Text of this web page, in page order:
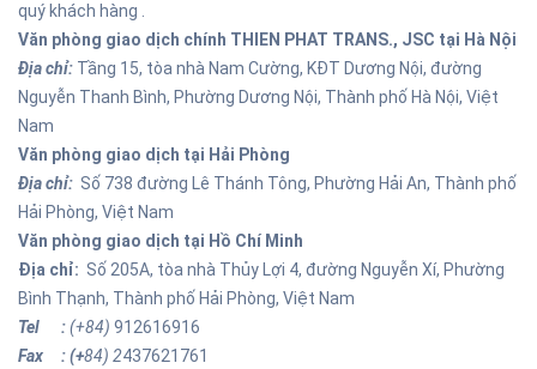
quý khách hàng .
Văn phòng giao dịch chính THIEN PHAT TRANS., JSC tại Hà Nội
Địa chỉ: Tầng 15, tòa nhà Nam Cường, KĐT Dương Nội, đường
Nguyễn Thanh Bình, Phường Dương Nội, Thành phố Hà Nội, Việt
Nam
Văn phòng giao dịch tại Hải Phòng
Địa chỉ: Số 738 đường Lê Thánh Tông, Phường Hải An, Thành phố
Hải Phòng, Việt Nam
Văn phòng giao dịch tại Hồ Chí Minh
Địa chỉ: Số 205A, tòa nhà Thủy Lợi 4, đường Nguyễn Xí, Phường
Bình Thạnh, Thành phố Hải Phòng, Việt Nam
Tel :(+84) 912616916
Fax : (+84) 2437621761